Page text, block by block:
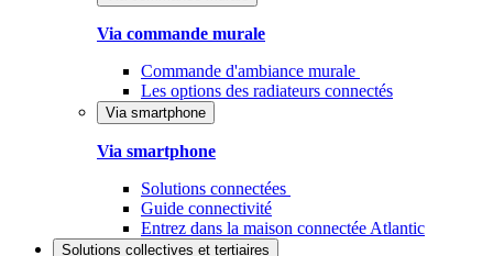
Via commande murale
Commande d'ambiance murale
Les options des radiateurs connectés
Via smartphone
Via smartphone
Solutions connectées
Guide connectivité
Entrez dans la maison connectée Atlantic
Solutions collectives et tertiaires